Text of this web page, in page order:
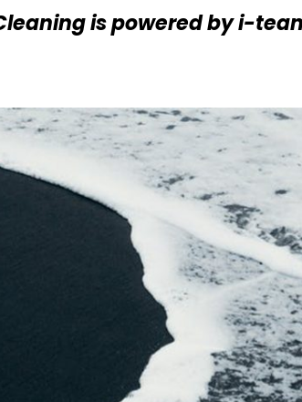
is powered by i-